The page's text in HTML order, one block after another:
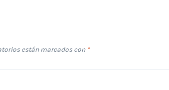
están marcados con *